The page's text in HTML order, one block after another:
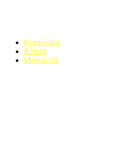
Kezdőoldal
Rólunk
Meditációk